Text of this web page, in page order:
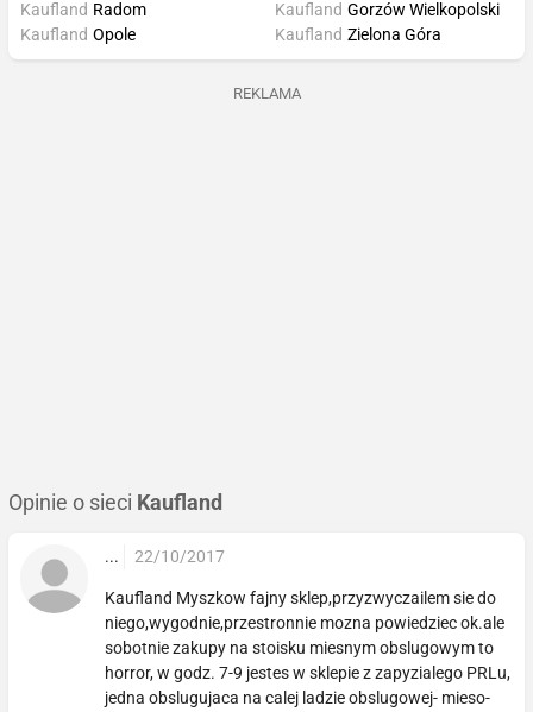
Kaufland Radom
Kaufland Opole
Kaufland Gorzów Wielkopolski
Kaufland Zielona Góra
REKLAMA
Opinie o sieci Kaufland
... 22/10/2017
Kaufland Myszkow fajny sklep,przyzwyczailem sie do
niego,wygodnie,przestronnie mozna powiedziec ok.ale
sobotnie zakupy na stoisku miesnym obslugowym to
horror, w godz. 7-9 jestes w sklepie z zapyzialego PRLu,
jedna obslugujaca na calej ladzie obslugowej- mieso-